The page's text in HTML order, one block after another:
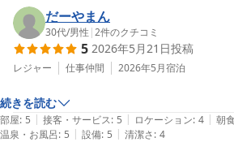
また、客室でのWi-Fi環境につきましても貴
うございます。今後の設備・サービス向上
き、より快適にお過ごしいただける宿づく
またのお越しをスタッフ一同、心よりお待
伊香保温泉 ホテル天坊
だーやまん
30代/男性 |2件のクチコミ
5 2026年5月21日投稿
レジャー 仕事仲間 2026年5月宿泊
続きを読む
部屋: 5 | 接客・サービス: 5 | ロケーション: 4 | 朝食
温泉・お風呂: 5 | 設備: 5 | 清潔さ: 4